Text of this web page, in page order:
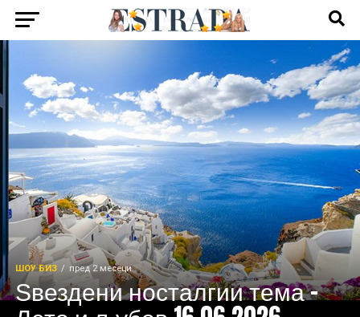
ШОУ БИЗ пред 2 месеци
Ѕвездени носталгии тема –